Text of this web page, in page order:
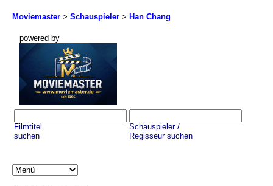
Moviemaster > Schauspieler > Han Chang
powered by
Filmtitel
suchen
Schauspieler /
Regisseur suchen